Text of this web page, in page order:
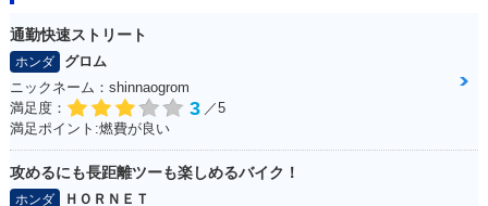
通勤快速ストリート
ホンダ
グロム
ニックネーム：shinnaogrom
満足度：
3 ／5
満足ポイント:燃費が良い
攻めるにも長距離ツーも楽しめるバイク！
ホンダ ＨＯＲＮＥＴ